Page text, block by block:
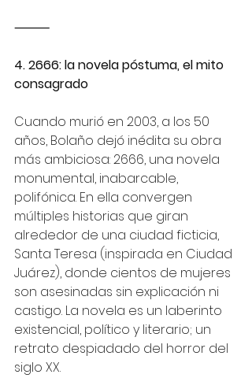
⸻
4. 2666: la novela póstuma, el mito
consagrado
Cuando murió en 2003, a los 50
años, Bolaño dejó inédita su obra
más ambiciosa: 2666, una novela
monumental, inabarcable,
polifónica. En ella convergen
múltiples historias que giran
alrededor de una ciudad ficticia,
Santa Teresa (inspirada en Ciudad
Juárez), donde cientos de mujeres
son asesinadas sin explicación ni
castigo. La novela es un laberinto
existencial, político y literario; un
retrato despiadado del horror del
siglo XX.